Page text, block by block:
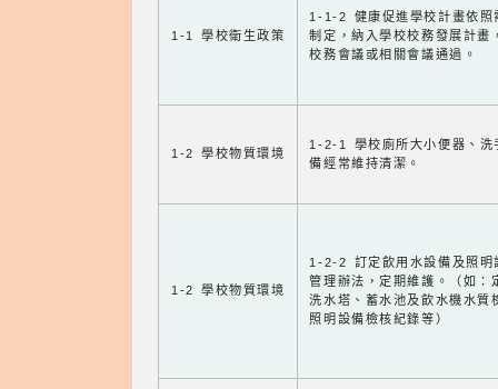
1-1 學校衛生政策
1-1-2 健康促進學校計畫依照
制定，納入學校校務發展計畫
校務會議或相關會議通過。
1-2 學校物質環境
1-2-1 學校廁所大小便器、洗
備經常維持清潔。
1-2 學校物質環境
1-2-2 訂定飲用水設備及照明
管理辦法，定期維護。（如：
洗水塔、蓄水池及飲水機水質
照明設備檢核紀錄等）